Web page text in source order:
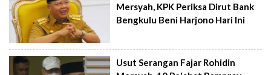
Mersyah, KPK Periksa Dirut Bank
Bengkulu Beni Harjono Hari Ini
Usut Serangan Fajar Rohidin